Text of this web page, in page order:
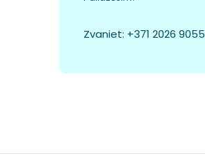
Zvaniet: +371 2026 9055